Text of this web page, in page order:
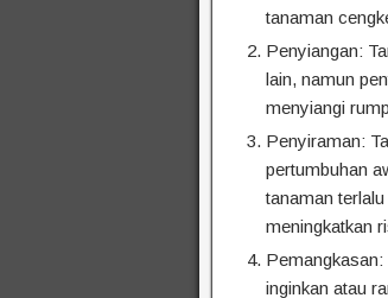
tanaman
Penyiangan:
lain, namun
menyiangi
Penyiraman:
pertumbuhan
tanaman
meningkatkan
Pemangkasan:
inginkan atau